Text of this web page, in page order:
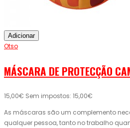
Adicionar
Otso
MÁSCARA DE PROTECÇÃO
15,00€ Sem impostos: 15,00€
As máscaras são um complemento
qualquer pessoa, tanto no trabalho